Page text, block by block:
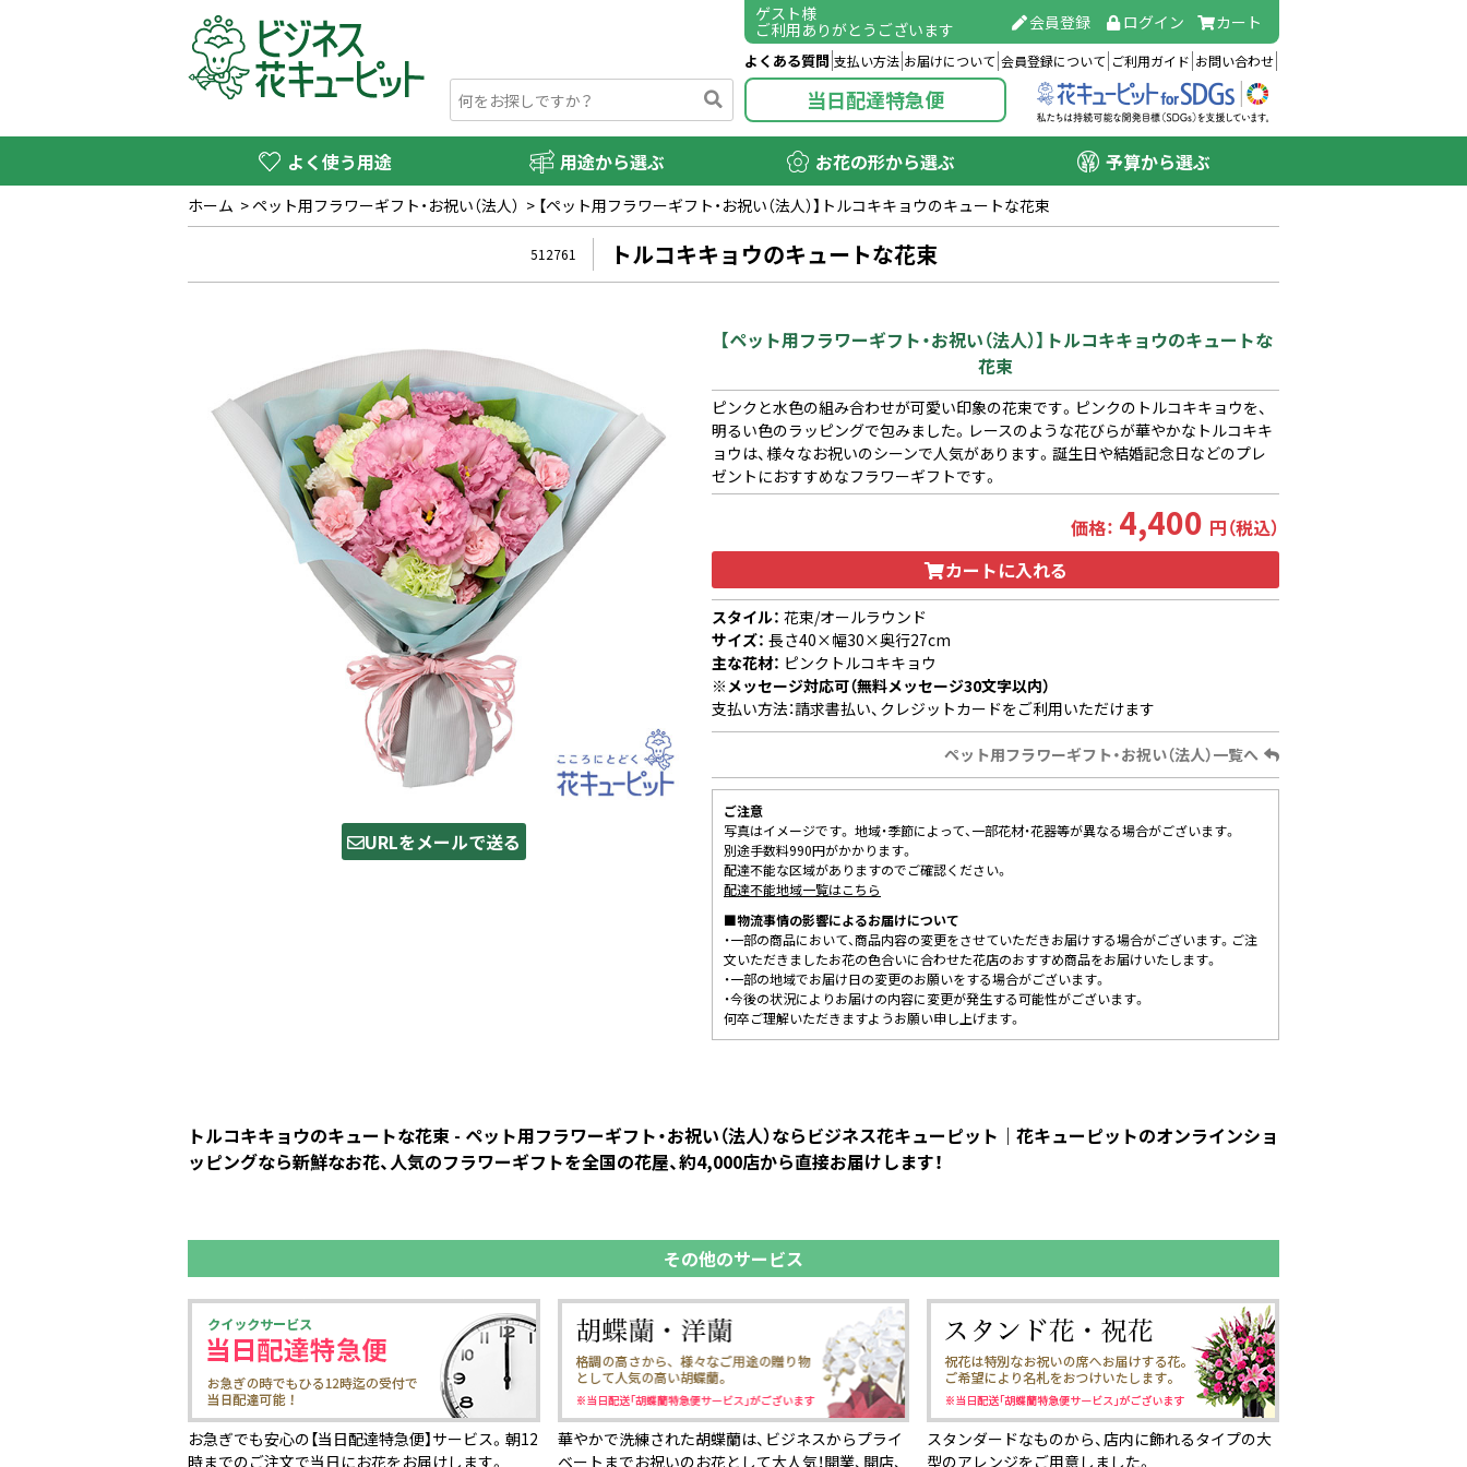
ゲスト様
ご利用ありがとうございます 会員登録 ログイン カート
よくある質問 支払い方法 お届けについて 会員登録について ご利用ガイド お問い合わせ
当日配達特急便
よく使う用途 用途から選ぶ お花の形から選ぶ 予算から選ぶ
ホーム > ペット用フラワーギフト・お祝い（法人） > 【ペット用フラワーギフト・お祝い（法人）】トルコキキョウのキュートな花束
512761 トルコキキョウのキュートな花束
URLをメールで送る
【ペット用フラワーギフト・お祝い（法人）】トルコキキョウのキュートな
花束
ピンクと水色の組み合わせが可愛い印象の花束です。ピンクのトルコキキョウを、
明るい色のラッピングで包みました。レースのような花びらが華やかなトルコキキ
ョウは、様々なお祝いのシーンで人気があります。誕生日や結婚記念日などのプレ
ゼントにおすすめなフラワーギフトです。
価格： 4,400 円（税込）
カートに入れる
スタイル： 花束/オールラウンド
サイズ： 長さ40×幅30×奥行27cm
主な花材： ピンクトルコキキョウ
※メッセージ対応可（無料メッセージ30文字以内）
支払い方法：請求書払い、クレジットカードをご利用いただけます
ペット用フラワーギフト・お祝い（法人）一覧へ
ご注意
写真はイメージです。 地域・季節によって、一部花材・花器等が異なる場合がございます。
別途手数料990円がかかります。
配達不能な区域がありますのでご確認ください。
配達不能地域一覧はこちら
■物流事情の影響によるお届けについて
・一部の商品において、商品内容の変更をさせていただきお届けする場合がございます。ご注
文いただきましたお花の色合いに合わせた花店のおすすめ商品をお届けいたします。
・一部の地域でお届け日の変更のお願いをする場合がございます。
・今後の状況によりお届けの内容に変更が発生する可能性がございます。
何卒ご理解いただきますようお願い申し上げます。
トルコキキョウのキュートな花束 - ペット用フラワーギフト・お祝い（法人）ならビジネス花キューピット｜花キューピットのオンラインショ
ッピングなら新鮮なお花、人気のフラワーギフトを全国の花屋、約4,000店から直接お届けします！
その他のサービス
お急ぎでも安心の【当日配達特急便】サービス。朝12
時までのご注文で当日にお花をお届けします。
華やかで洗練された胡蝶蘭は、ビジネスからプライ
ベートまでお祝いのお花として大人気！開業、開店、
スタンダードなものから、店内に飾れるタイプの大
型のアレンジをご用意しました。